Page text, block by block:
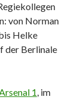
von Norman
Helke
der Berlinale
1, im